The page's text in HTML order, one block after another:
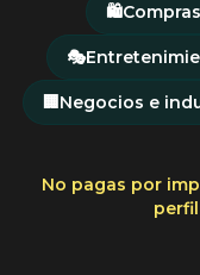
🛍️
🎭
🏢 Negocios e
No pagas por